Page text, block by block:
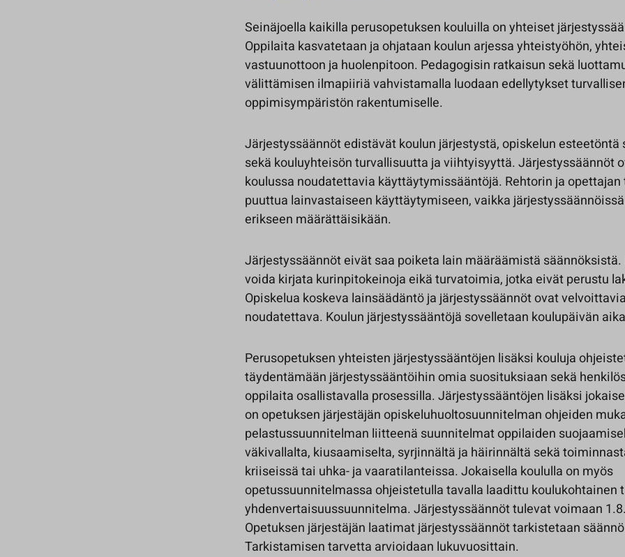
Seinäjoella kaikilla perusopetuksen kouluilla on yhteiset
Oppilaita kasvatetaan ja ohjataan koulun arjessa yhteistyöhön,
vastuunottoon ja huolenpitoon. Pedagogisin ratkaisun sekä
välittämisen ilmapiiriä vahvistamalla luodaan edellytykset
oppimisympäristön rakentumiselle.
Järjestyssäännöt edistävät koulun järjestystä, opiskelun esteetöntä
sekä kouluyhteisön turvallisuutta ja viihtyisyyttä. Järjestyssäännöt
koulussa noudatettavia käyttäytymissääntöjä. Rehtorin ja opettajan
puuttua lainvastaiseen käyttäytymiseen, vaikka
erikseen määrättäisikään.
Järjestyssäännöt eivät saa poiketa lain määräämistä
voida kirjata kurinpitokeinoja eikä turvatoimia, jotka eivät perustu
Opiskelua koskeva lainsäädäntö ja järjestyssäännöt ovat
noudatettava. Koulun järjestyssääntöjä sovelletaan koulupäivän
Perusopetuksen yhteisten järjestyssääntöjen lisäksi kouluja
täydentämään järjestyssääntöihin omia suosituksiaan sekä
oppilaita osallistavalla prosessilla. Järjestyssääntöjen lisäksi
on opetuksen järjestäjän opiskeluhuoltosuunnitelman ohjeiden
pelastussuunnitelman liitteenä suunnitelmat oppilaiden
väkivallalta, kiusaamiselta, syrjinnältä ja häirinnältä sekä
kriiseissä tai uhka- ja vaaratilanteissa. Jokaisella koululla on myös
opetussuunnitelmassa ohjeistetulla tavalla laadittu koulukohtainen
yhdenvertaisuussuunnitelma. Järjestyssäännöt tulevat voimaan
Opetuksen järjestäjän laatimat järjestyssäännöt tarkistetaan
Tarkistamisen tarvetta arvioidaan lukuvuosittain.